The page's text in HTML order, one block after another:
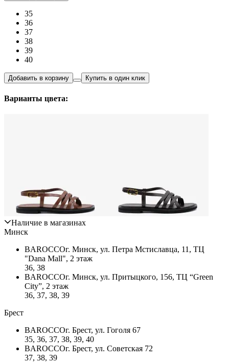
35
36
37
38
39
40
Добавить в корзину Купить в один клик
Варианты цвета:
Наличие в магазинах
Минск
BAROCCOг. Минск, ул. Петра Мстиславца, 11, ТЦ
"Dana Mall", 2 этаж
36, 38
BAROCCOг. Минск, ул. Притыцкого, 156, ТЦ “Green
City”, 2 этаж
36, 37, 38, 39
Брест
BAROCCOг. Брест, ул. Гоголя 67
35, 36, 37, 38, 39, 40
BAROCCOг. Брест, ул. Советская 72
37, 38, 39